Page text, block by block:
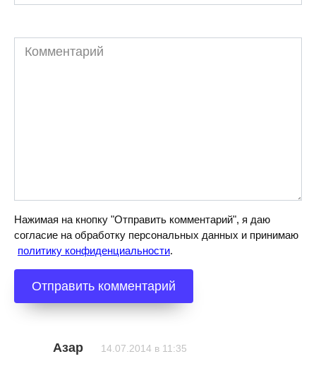
Комментарий
Нажимая на кнопку "Отправить комментарий", я даю
согласие на обработку персональных данных и принимаю
политику конфиденциальности.
Азар 14.07.2014 в 11:35